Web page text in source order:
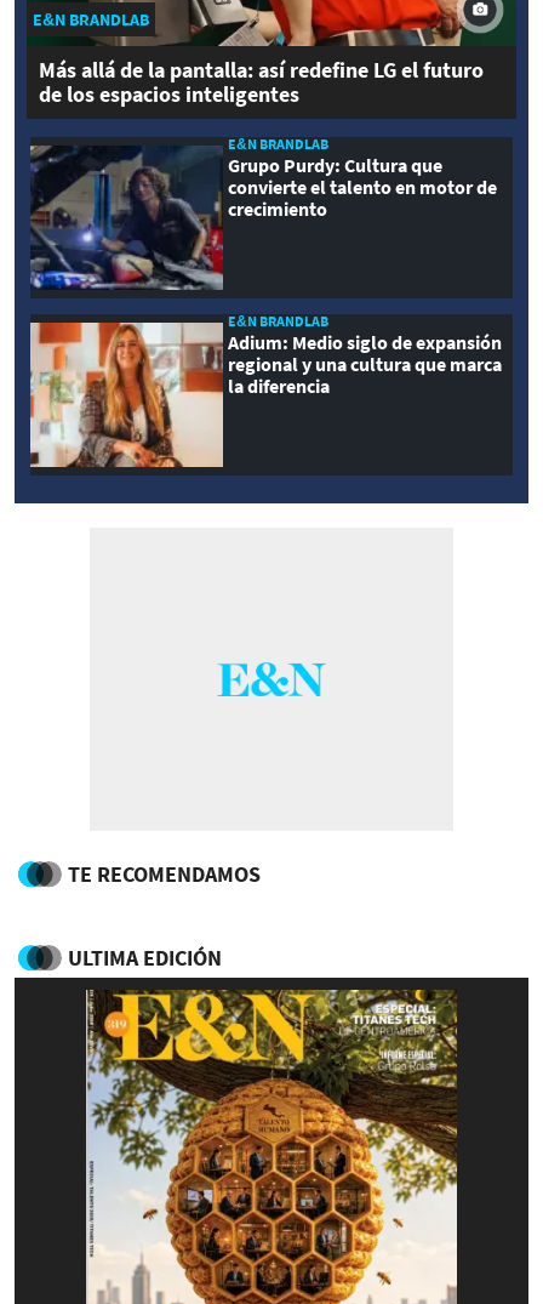
E&N BRANDLAB
Más allá de la pantalla: así redefine LG el futuro
de los espacios inteligentes
E&N BRANDLAB
Grupo Purdy: Cultura que
convierte el talento en motor de
crecimiento
E&N BRANDLAB
Adium: Medio siglo de expansión
regional y una cultura que marca
la diferencia
TE RECOMENDAMOS
ULTIMA EDICIÓN